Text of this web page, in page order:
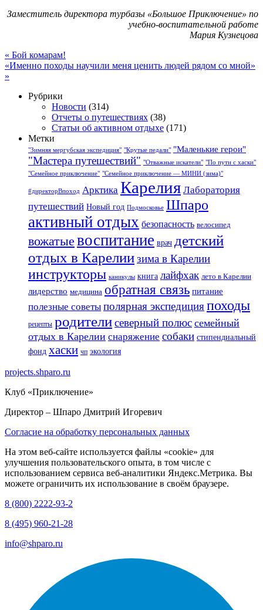
Заместитель директора турбазы «Большое Приключение» по
учебно-воспитательной работе
Мария Кузнецова
« Бой комарам!
«Именно походы научили меня ценить людей рядом со мной»
»
Рубрики
Новости (314)
Отчеты о путешествиях (38)
Статьи об активном отдыхе (171)
Метки
"Зимняя мергубская экспедиция" "Крутые педали" "Маленькие герои"
"Мастера путешествий" "Отважные искатели" "По пути с хаски"
"Семейное приключение" "Семейное приключение — МИНИ (зима)"
#директорВпоход Арктика Карелия Лаборатория
путешествий Новый год Подмосковье Шпаро
активный отдых безопасность велосипед
вожатые воспитание врач детский
отдых в Карелиизима в Карелии
инструкторы каникулы книга лайфхак лето в Карелии
лидерство медицина обратная связь питание
полезные советы полярная экспедицияпоходы
рецепты родителисеверный полюс семейный
отдых в Карелии снаряжение собаки стипендиальный
фонд хаски чп экология
projects.shparo.ru
Клуб «Приключение»
Директор – Шпаро Дмитрий Игоревич
Согласие на обработку персональных данных
На этом веб-сайте используется файлы «cookie» для
улучшения пользовательского опыта, в том числе с
использованием сервиса веб-аналитики Яндекс.Метрика. Вы
можете ограничить их использование в своём браузере.
8 (800) 2222-93-2
8 (495) 960-21-28
info@shparo.ru